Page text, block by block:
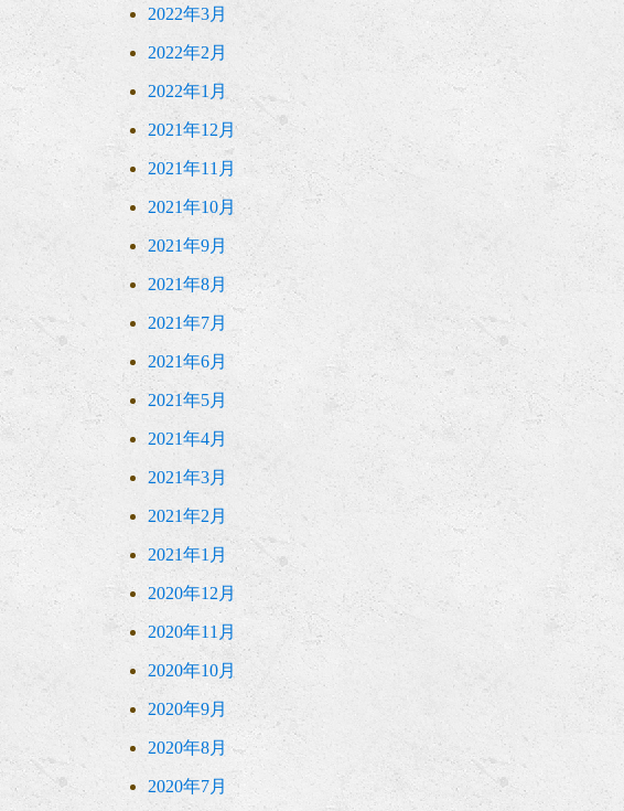
2022年3月
2022年2月
2022年1月
2021年12月
2021年11月
2021年10月
2021年9月
2021年8月
2021年7月
2021年6月
2021年5月
2021年4月
2021年3月
2021年2月
2021年1月
2020年12月
2020年11月
2020年10月
2020年9月
2020年8月
2020年7月